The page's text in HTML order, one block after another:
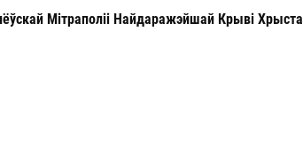
Мітраполіі Найдаражэйшай Крыві Хрыста